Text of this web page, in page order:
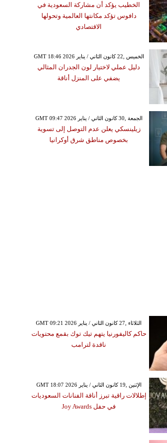
الخطيب يؤكد أن مشاركة السعودية في
دافوس تؤكد مكانتها العالمية وتحولها
الاقتصادي
GMT 18:46 2026 الخميس ,22 كانون الثاني / يناير
دليل عملي لاختيار لون الجدران المثالي
يضفي على المنزل أناقة
GMT 09:47 2026 الجمعة ,30 كانون الثاني / يناير
زيلينسكي يعلن عدم التوصل إلى تسوية
بخصوص مناطق شرق أوكرانيا
GMT 09:21 2026 الثلاثاء ,27 كانون الثاني / يناير
حاكم كاليفورنيا يتهم تيك توك بقمع محتويات
ناقدة لترامب
GMT 18:07 2026 الإثنين ,19 كانون الثاني / يناير
إطلالات راقية تبرز أناقة الفنانات السعوديات
في حفل Joy Awards